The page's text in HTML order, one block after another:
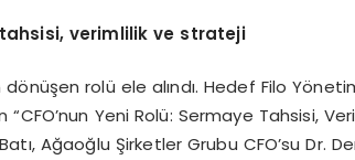
tahsisi, verimlilik ve strateji
dönüşen rolü ele alındı. Hedef Filo
Yeni Rolü: Sermaye Tahsisi,
Ağaoğlu Şirketler Grubu CFO’su Dr.